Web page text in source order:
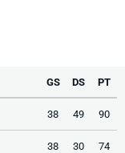
GS DS PT
38 49 90
38 30 74